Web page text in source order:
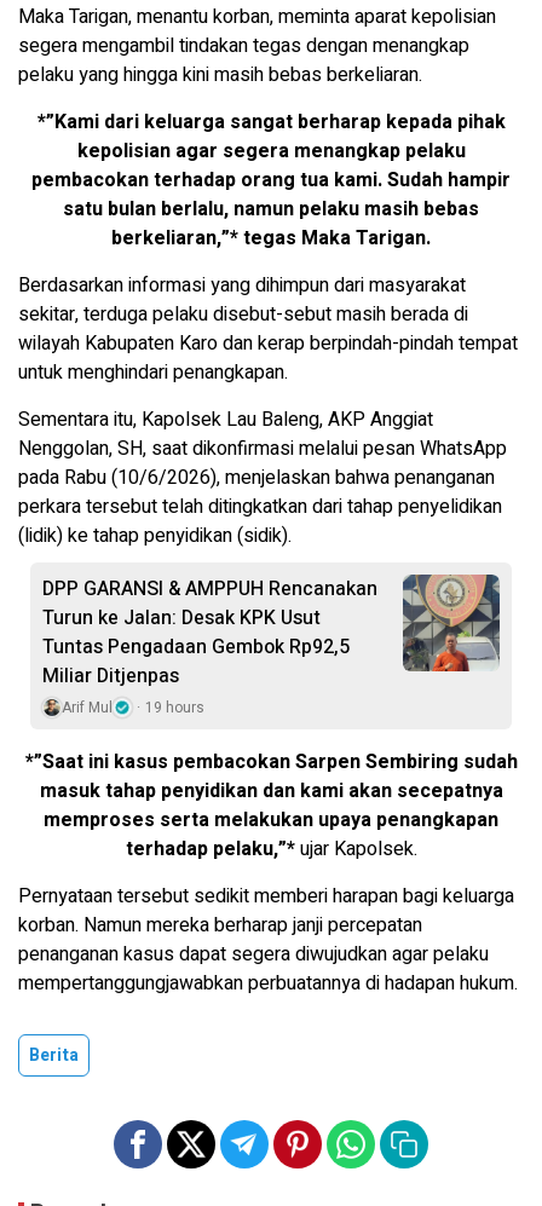
Maka Tarigan, menantu korban, meminta aparat kepolisian
segera mengambil tindakan tegas dengan menangkap
pelaku yang hingga kini masih bebas berkeliaran.
*”Kami dari keluarga sangat berharap kepada pihak
kepolisian agar segera menangkap pelaku
pembacokan terhadap orang tua kami. Sudah hampir
satu bulan berlalu, namun pelaku masih bebas
berkeliaran,”* tegas Maka Tarigan.
Berdasarkan informasi yang dihimpun dari masyarakat
sekitar, terduga pelaku disebut-sebut masih berada di
wilayah Kabupaten Karo dan kerap berpindah-pindah tempat
untuk menghindari penangkapan.
Sementara itu, Kapolsek Lau Baleng, AKP Anggiat
Nenggolan, SH, saat dikonfirmasi melalui pesan WhatsApp
pada Rabu (10/6/2026), menjelaskan bahwa penanganan
perkara tersebut telah ditingkatkan dari tahap penyelidikan
(lidik) ke tahap penyidikan (sidik).
DPP GARANSI & AMPPUH Rencanakan
Turun ke Jalan: Desak KPK Usut
Tuntas Pengadaan Gembok Rp92,5
Miliar Ditjenpas
Arif Mul 19 hours
*”Saat ini kasus pembacokan Sarpen Sembiring sudah
masuk tahap penyidikan dan kami akan secepatnya
memproses serta melakukan upaya penangkapan
terhadap pelaku,”*ujar Kapolsek.
Pernyataan tersebut sedikit memberi harapan bagi keluarga
korban. Namun mereka berharap janji percepatan
penanganan kasus dapat segera diwujudkan agar pelaku
mempertanggungjawabkan perbuatannya di hadapan hukum.
Berita